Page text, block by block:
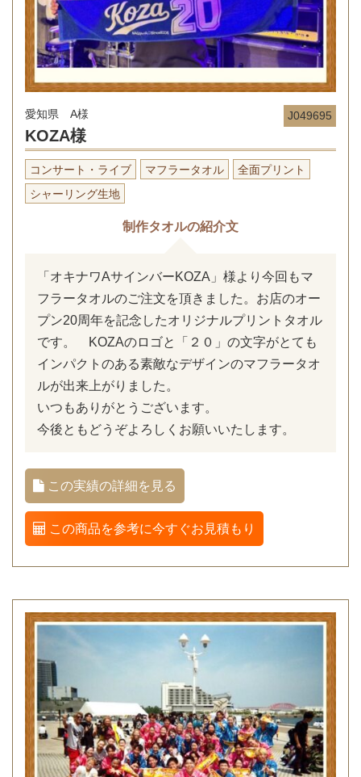
J049695
愛知県 A様
KOZA様
コンサート・ライブ マフラータオル
全面プリント
シャーリング生地
制作タオルの紹介文
「オキナワAサインバーKOZA」様より今回もマ
フラータオルのご注文を頂きました。お店のオー
プン20周年を記念したオリジナルプリントタオル
です。 KOZAのロゴと「２０」の文字がとても
インパクトのある素敵なデザインのマフラータオ
ルが出来上がりました。
いつもありがとうございます。
今後ともどうぞよろしくお願いいたします。
この実績の詳細を見る
この商品を参考に今すぐお見積もり